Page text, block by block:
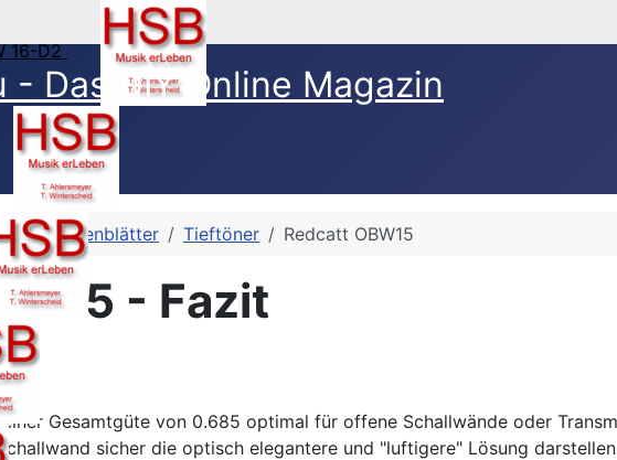
16-D2
Das DIY Online Magazin
HSB-Datenblätter Tieftöner Redcatt OBW15
- Fazit
einer Gesamtgüte von 0.685 optimal für offene Schallwände oder
sicher die optisch elegantere und "luftigere" Lösung